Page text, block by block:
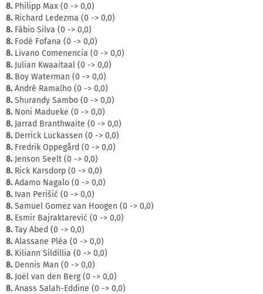
8.Philipp Max (0 -> 0,0)
8.Richard Ledezma (0 -> 0,0)
8.Fábio Silva (0 -> 0,0)
8.Fodé Fofana (0 -> 0,0)
8.Livano Comenencia (0 -> 0,0)
8.Julian Kwaaitaal (0 -> 0,0)
8.Boy Waterman (0 -> 0,0)
8.André Ramalho (0 -> 0,0)
8.Shurandy Sambo (0 -> 0,0)
8.Noni Madueke (0 -> 0,0)
8.Jarrad Branthwaite (0 -> 0,0)
8.Derrick Luckassen (0 -> 0,0)
8.Fredrik Oppegård (0 -> 0,0)
8.Jenson Seelt (0 -> 0,0)
8.Rick Karsdorp (0 -> 0,0)
8.Adamo Nagalo (0 -> 0,0)
8.Ivan Perišić (0 -> 0,0)
8.Samuel Gomez van Hoogen (0 -> 0,0)
8.Esmir Bajraktarević (0 -> 0,0)
8.Tay Abed (0 -> 0,0)
8.Alassane Pléa (0 -> 0,0)
8.Kiliann Sildillia (0 -> 0,0)
8.Dennis Man (0 -> 0,0)
8.Joël van den Berg (0 -> 0,0)
8.Anass Salah-Eddine (0 -> 0,0)